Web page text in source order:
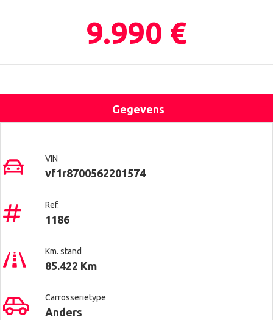
9.990 €
Gegevens
VIN
vf1r8700562201574
Ref.
1186
Km. stand
85.422 Km
Carrosserietype
Anders